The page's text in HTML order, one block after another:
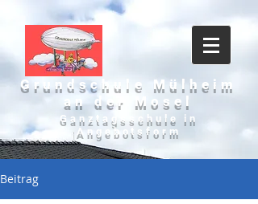
Grundschule Mülheim
an der Mosel
Ganztagsschule in
Angebotsform
Beitrag